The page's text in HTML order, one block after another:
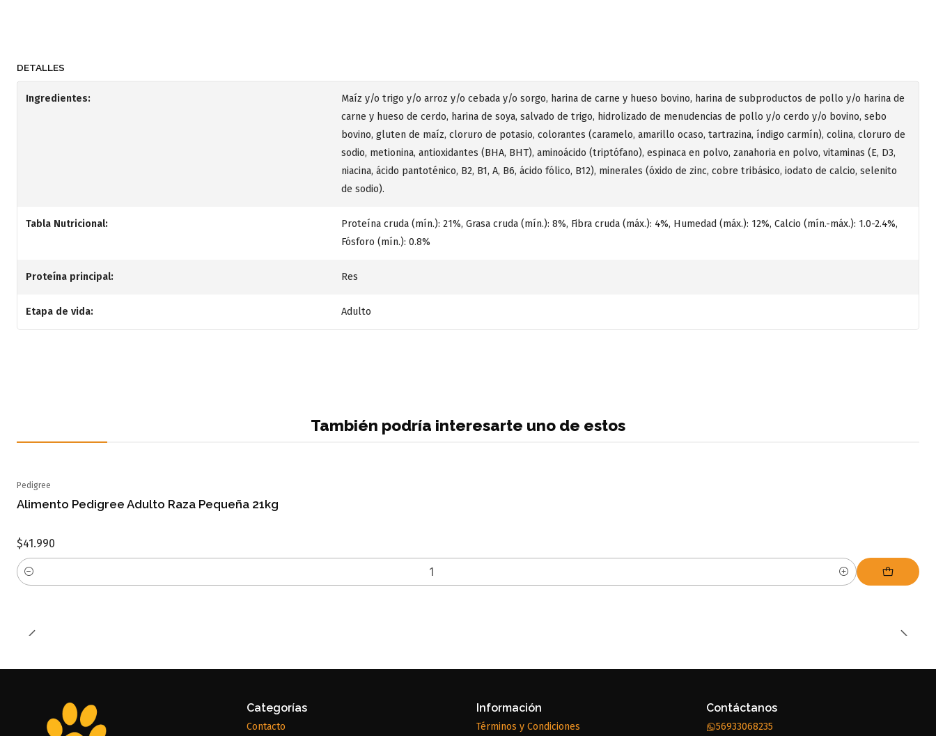
DETALLES
Ingredientes:
Maíz y/o trigo y/o arroz y/o cebada y/o sorgo, harina de carne y hueso bovino, harina de subproductos de pollo y/o harina de
carne y hueso de cerdo, harina de soya, salvado de trigo, hidrolizado de menudencias de pollo y/o cerdo y/o bovino, sebo
bovino, gluten de maíz, cloruro de potasio, colorantes (caramelo, amarillo ocaso, tartrazina, índigo carmín), colina, cloruro de
sodio, metionina, antioxidantes (BHA, BHT), aminoácido (triptófano), espinaca en polvo, zanahoria en polvo, vitaminas (E, D3,
niacina, ácido pantoténico, B2, B1, A, B6, ácido fólico, B12), minerales (óxido de zinc, cobre tribásico, iodato de calcio, selenito
de sodio).
Tabla Nutricional:
Proteína cruda (mín.): 21%, Grasa cruda (mín.): 8%, Fibra cruda (máx.): 4%, Humedad (máx.): 12%, Calcio (mín.-máx.): 1.0-2.4%,
Fósforo (mín.): 0.8%
Proteína principal: Res
Etapa de vida: Adulto
También podría interesarte uno de estos
Pedigree
Alimento Pedigree Adulto Raza Pequeña 21kg
$41.990
Cantidad
Categorías
Contacto
Información
Términos y Condiciones
Contáctanos
56933068235